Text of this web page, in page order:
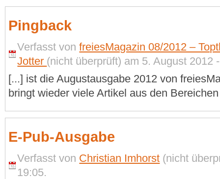
Pingback
Verfasst vonfreiesMagazin 08/2012 –
Jotter (nicht überprüft) am 5. August 2012
[...] ist die Augustausgabe 2012 von
bringt wieder viele Artikel aus den
E-Pub-Ausgabe
Verfasst von Christian Imhorst (nicht
19:05.